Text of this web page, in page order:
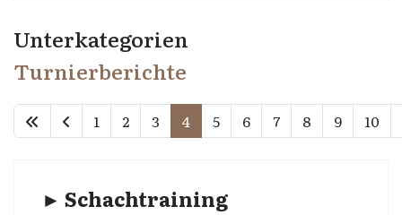
Unterkategorien
Turnierberichte
1 2 3 4 5 6 7 8 9 10
► Schachtraining